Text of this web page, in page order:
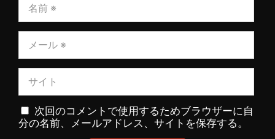
次回のコメントで使用するためブラウザーに自
分の名前、メールアドレス、サイトを保存する。